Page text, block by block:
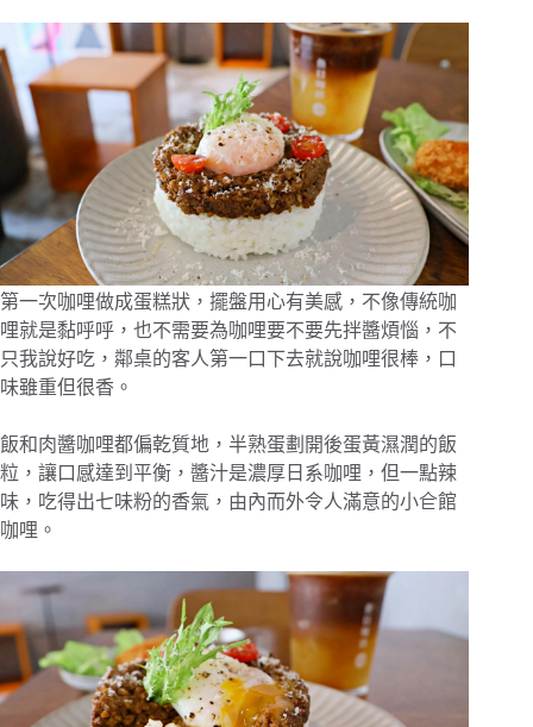
第一次咖哩做成蛋糕狀，擺盤用心有美感，不像傳統咖
哩就是黏呼呼，也不需要為咖哩要不要先拌醬煩惱，不
只我說好吃，鄰桌的客人第一口下去就說咖哩很棒，口
味雖重但很香。
飯和肉醬咖哩都偏乾質地，半熟蛋劃開後蛋黃濕潤的飯
粒，讓口感達到平衡，醬汁是濃厚日系咖哩，但一點辣
味，吃得出七味粉的香氣，由內而外令人滿意的小仺館
咖哩。